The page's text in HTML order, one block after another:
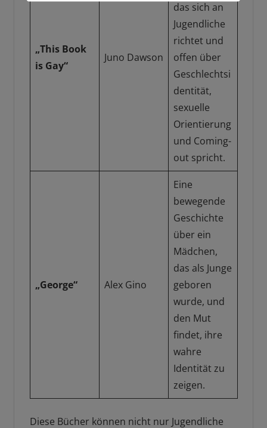
„This Book
is Gay“
Juno Dawson
das sich an
Jugendliche
richtet und
offen über
Geschlechtsi
dentität,
sexuelle
Orientierung
und Coming-
out spricht.
„George“ Alex Gino
Eine
bewegende
Geschichte
über ein
Mädchen,
das als Junge
geboren
wurde, und
den Mut
findet, ihre
wahre
Identität zu
zeigen.
Diese Bücher können nicht nur Jugendliche